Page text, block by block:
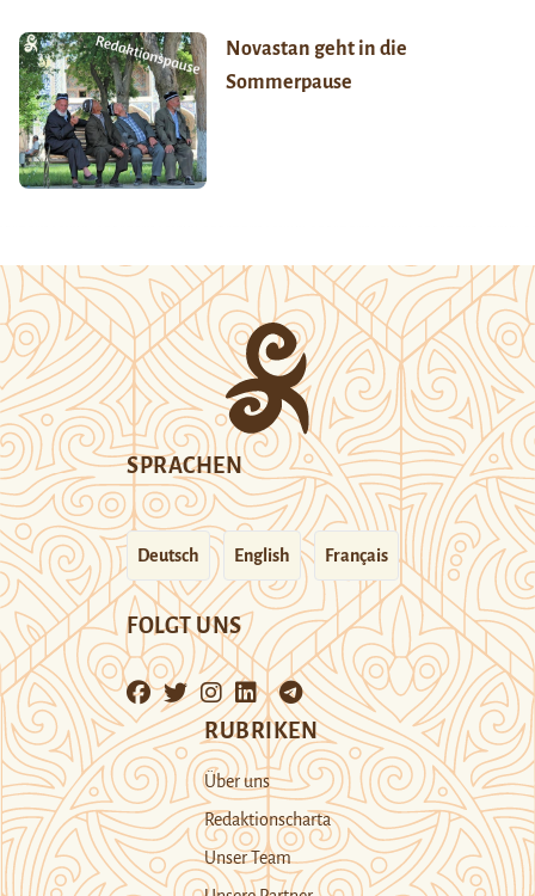
Novastan geht in die
Sommerpause
SPRACHEN
Deutsch English Français
FOLGT UNS
RUBRIKEN
Über uns
Redaktionscharta
Unser Team